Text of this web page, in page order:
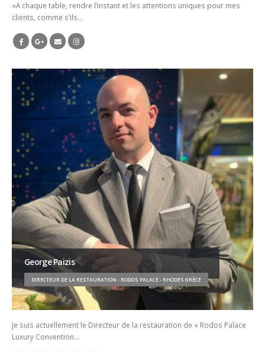
«A chaque table, rendre l’instant et les attentions uniques pour mes
clients, comme s’ils…
George Paizis
DIRECTEUR DE LA RESTAURATION - RODOS PALACE - RHODES GRÈCE
Je suis actuellement le Directeur de la restauration de « Rodos Palace
Luxury Convention…